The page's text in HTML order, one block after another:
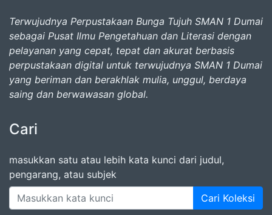
Terwujudnya Perpustakaan Bunga Tujuh SMAN 1 Dumai
sebagai Pusat Ilmu Pengetahuan dan Literasi dengan
pelayanan yang cepat, tepat dan akurat berbasis
perpustakaan digital untuk terwujudnya SMAN 1 Dumai
yang beriman dan berakhlak mulia, unggul, berdaya
saing dan berwawasan global.
Cari
masukkan satu atau lebih kata kunci dari judul,
pengarang, atau subjek
Cari Koleksi